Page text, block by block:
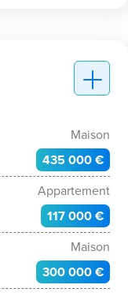
Maison
435 000 €
Appartement
117 000 €
Maison
300 000 €